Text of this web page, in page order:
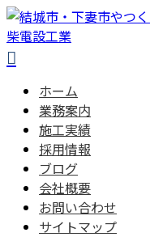
ホーム
業務案内
施工実績
採用情報
ブログ
会社概要
お問い合わせ
サイトマップ